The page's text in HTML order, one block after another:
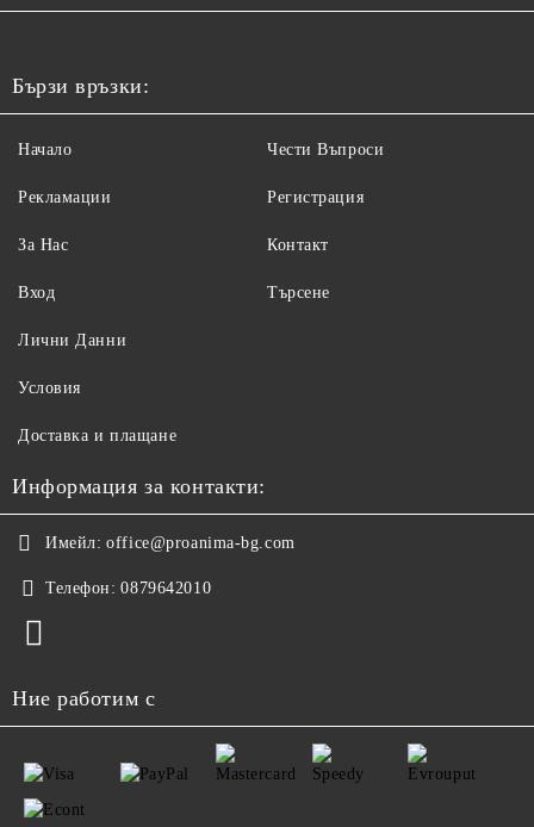
Бързи връзки:
Начало
Рекламации
За Нас
Вход
Чести Въпроси
Регистрация
Контакт
Търсене
Лични Данни
Условия
Доставка и плащане
Информация за контакти:
Имейл: office@proanima-bg.com
Телефон: 0879642010
Ние работим с